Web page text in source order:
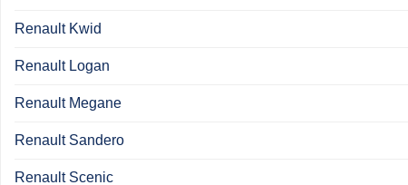
Renault Kwid
Renault Logan
Renault Megane
Renault Sandero
Renault Scenic